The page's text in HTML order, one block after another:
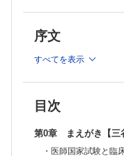
ャリスト／臨床検査技
像検査のスペシャリス
管理栄養士〜栄養療法
4 文書を書くのって難
文書作成とは，実はコ
5 上の先生へのコンサ
識しよう／コンサルト
今までの常識はここで
とう，白衣の役割／医
第2章 臨床推論【髙場
0 概論：臨床推論とい
序文
すべてを表示
目次
第0章 まえがき【三
・医師国家試験と臨